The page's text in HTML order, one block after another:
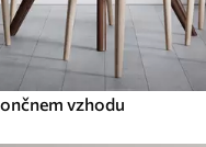
vzhodu